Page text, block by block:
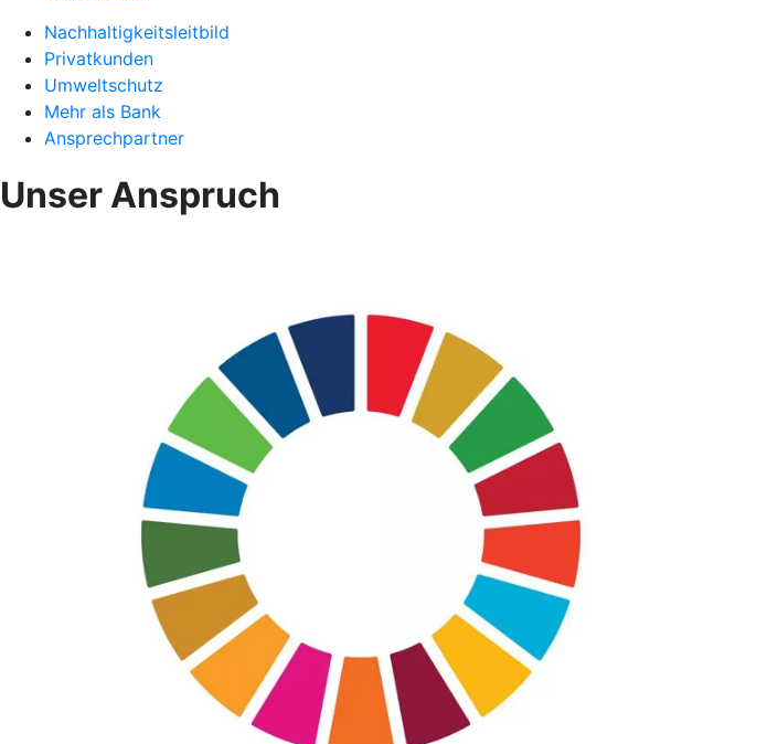
Nachhaltigkeitsleitbild
Privatkunden
Umweltschutz
Mehr als Bank
Ansprechpartner
Unser Anspruch